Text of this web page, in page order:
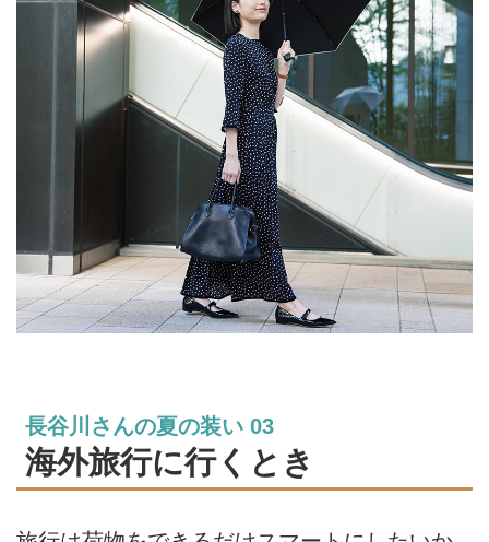
長谷川さんの夏の装い 03
海外旅行に行くとき